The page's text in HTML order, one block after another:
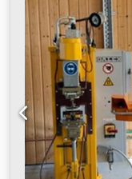
önceden monte
Ayarlama cihazı,
kademe değiştirici
Dsdpowqmrnsfx
alma mevcuttur ---
parçalar stokta
bilgi